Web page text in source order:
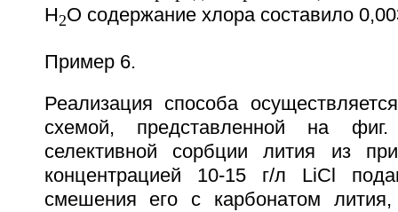
H2O содержание хлора составило
Пример 6.
Реализация способа
схемой, представленной на
селективной сорбции лития из
концентрацией 10-15 г/л LiCl
смешения его с карбонатом